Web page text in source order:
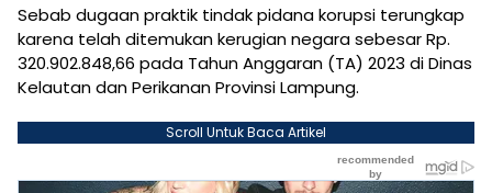
Sebab dugaan praktik tindak pidana korupsi terungkap
karena telah ditemukan kerugian negara sebesar Rp.
320.902.848,66 pada Tahun Anggaran (TA) 2023 di Dinas
Kelautan dan Perikanan Provinsi Lampung.
Scroll Untuk Baca Artikel